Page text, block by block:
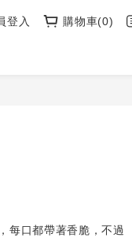
登入 購物車(0)
每口都帶著香脆，不過